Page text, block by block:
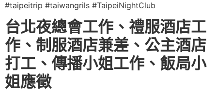
#taipeitrip #taiwangrils #TaipeiNightClub
台北夜總會工作、禮服酒店工
作、制服酒店兼差、公主酒店
打工、傳播小姐工作、飯局小
姐應徵